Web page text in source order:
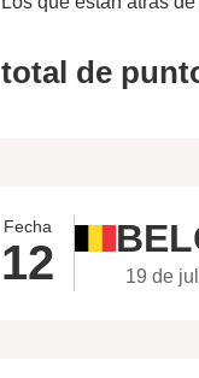
total de
Fecha
12 19 de